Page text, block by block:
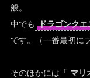
般。
中でも ドラゴンク
です。（一番最初に
そのほかには「 マリ